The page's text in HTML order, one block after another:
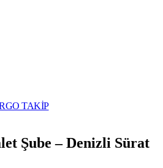
TAKİP
Şube – Denizli Sürat